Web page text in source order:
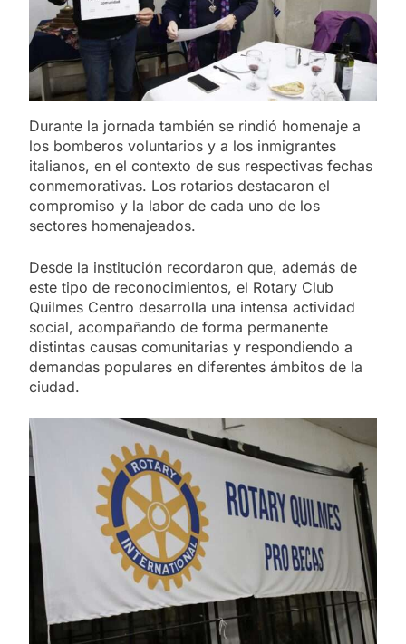
Durante la jornada también se rindió homenaje a
los bomberos voluntarios y a los inmigrantes
italianos, en el contexto de sus respectivas fechas
conmemorativas. Los rotarios destacaron el
compromiso y la labor de cada uno de los
sectores homenajeados.
Desde la institución recordaron que, además de
este tipo de reconocimientos, el Rotary Club
Quilmes Centro desarrolla una intensa actividad
social, acompañando de forma permanente
distintas causas comunitarias y respondiendo a
demandas populares en diferentes ámbitos de la
ciudad.